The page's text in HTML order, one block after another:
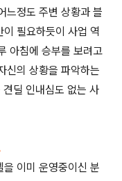
느정도 주변 상황과 블
필요하듯이 사업 역
아침에 승부를 보려고
신의 상황을 파악하는
딜 인내심도 없는 사
이미 운영중이신 분